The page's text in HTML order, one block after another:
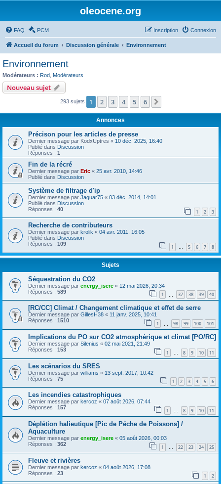
oleocene.org
FAQ PCM Connexion
Inscription
Accueil du forum Discussion générale Environnement
Environnement
Modérateurs : Rod Modérateurs
Nouveau sujet
293 sujets 1 2 3 4 5 6
Annonces
Précison pour les articles de presse
Dernier message par KodxUptres « 10 déc. 2025, 16:40
Publié dans Discussion
Réponses : 1
Fin de la récré
Dernier message par Eric « 25 avr. 2010, 14:46
Publié dans Discussion
Système de filtrage d'ip
Dernier message par Jaguar75 « 03 déc. 2014, 14:01
Publié dans Discussion
Réponses : 40 1 2 3
Recherche de contributeurs
Dernier message par krolik « 04 avr. 2011, 16:05
Publié dans Discussion
Réponses : 109 1 … 5 6 7 8
Sujets
Séquestration du CO2
Dernier message par energy_isere « 12 mai 2026, 20:34
Réponses : 589 1 37 38 39 40
[RC/CC] Climat / Changement climatique et effet de serre
Dernier message par GillesH38 « 11 janv. 2025, 10:41
Réponses : 1510 1 98 99 100 101
Implications du PO sur CO2 atmosphérique et climat [PO/RC]
Dernier message par Silenius « 02 mai 2021, 21:49
Réponses : 153 1 … 8 9 10 11
Les scénarios du SRES
Dernier message par williams « 13 sept. 2017, 10:42
Réponses : 75 1 2 3 4 5 6
Les incendies catastrophiques
Dernier message par kercoz « 07 août 2026, 07:44
Réponses : 157 1 … 8 9 10 11
Déplétion halieutique [Pic de Pêche de Poissons] /
Aquaculture
Dernier message par energy_isere « 05 août 2026, 00:03
Réponses : 362 1 … 22 23 24 25
Fleuve et rivières
Dernier message par kercoz « 04 août 2026, 17:08
Réponses : 23 1 2